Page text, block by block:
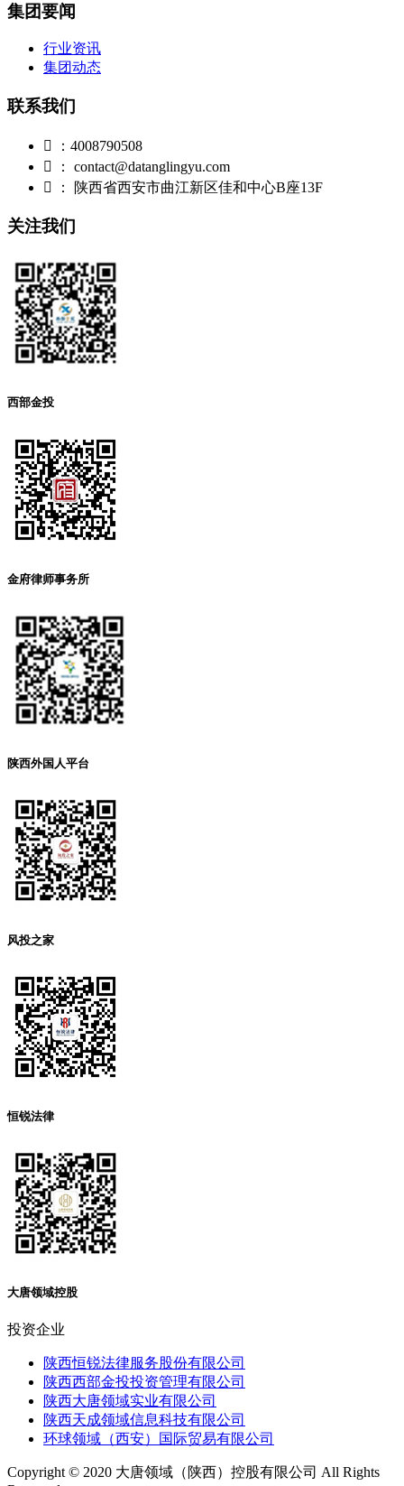
集团要闻
行业资讯
集团动态
联系我们

：4008790508

： contact@datanglingyu.com

： 陕西省西安市曲江新区佳和中心B座13F
关注我们
西部金投
金府律师事务所
陕西外国人平台
风投之家
恒锐法律
大唐领域控股
投资企业
陕西恒锐法律服务股份有限公司
陕西西部金投投资管理有限公司
陕西大唐领域实业有限公司
陕西天成领域信息科技有限公司
环球领域（西安）国际贸易有限公司
Copyright © 2020 大唐领域（陕西）控股有限公司 All Rights